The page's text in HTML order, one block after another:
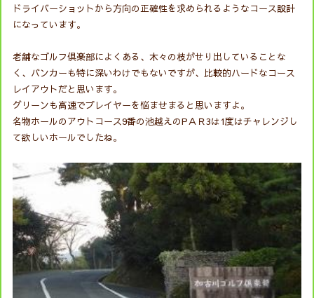
ドライバーショットから方向の正確性を求められるようなコース設計
になっています。
老舗なゴルフ倶楽部によくある、木々の枝がせり出していることな
く、バンカーも特に深いわけでもないですが、比較的ハードなコース
レイアウトだと思います。
グリーンも高速でプレイヤーを悩ませまると思いますよ。
名物ホールのアウトコース9番の池越えのPＡＲ3は1度はチャレンジし
て欲しいホールでしたね。